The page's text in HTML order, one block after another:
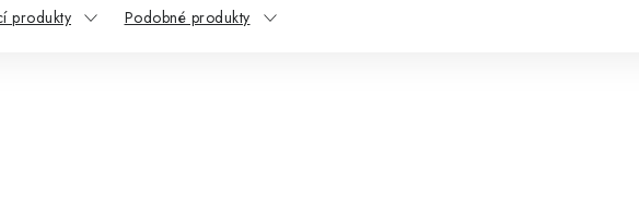
produkty Podobné produkty